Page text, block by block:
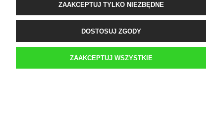
O NAS
Sklep internetowy Kwestia-Gustu | WGRO S.A. Hala K 3 boks 42 | ul.
Franowo 1, 61-302 Poznań |biuro@kwestia-gustu.pl|579 058 158| NIP:
ZAAKCEPTUJ TYLKO NIEZBĘDNE
DOSTOSUJ ZGODY
ZAAKCEPTUJ WSZYSTKIE